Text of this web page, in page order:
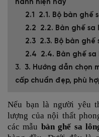
hành hiện nay
2.1. Bộ bàn ghế
2.2. Bàn ghế
2.3. Bộ bàn ghế
2.4. Bàn ghế
3. Hướng dẫn chọn
cấp chuẩn đẹp, phù
Nếu bạn là người yêu
lượng của nội thất
các mẫu bàn ghế sa